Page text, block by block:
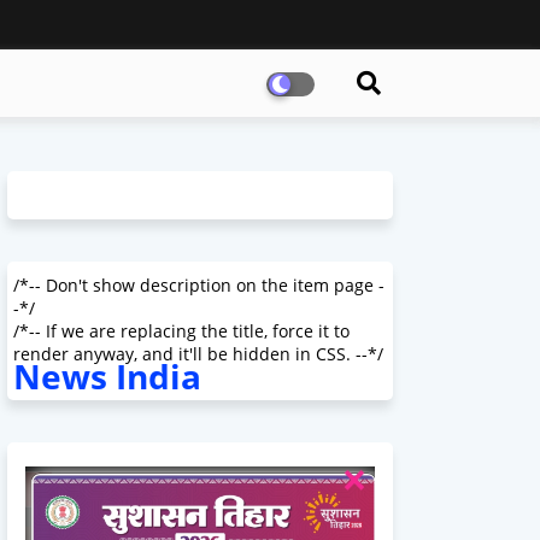
/*-- Don't show description on the item page -
-*/
/*-- If we are replacing the title, force it to
render anyway, and it'll be hidden in CSS. --*/
News India